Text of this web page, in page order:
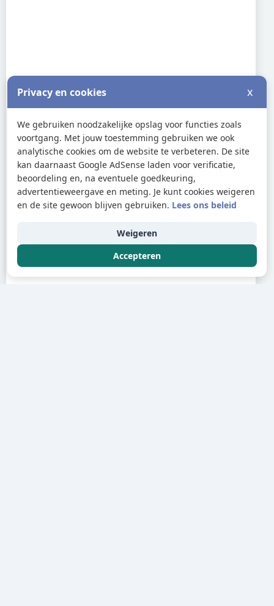
Privacy en cookies x
We gebruiken noodzakelijke opslag voor functies zoals
voortgang. Met jouw toestemming gebruiken we ook
analytische cookies om de website te verbeteren. De site
kan daarnaast Google AdSense laden voor verificatie,
beoordeling en, na eventuele goedkeuring,
advertentieweergave en meting. Je kunt cookies weigeren
en de site gewoon blijven gebruiken. Lees ons beleid
Weigeren
Accepteren